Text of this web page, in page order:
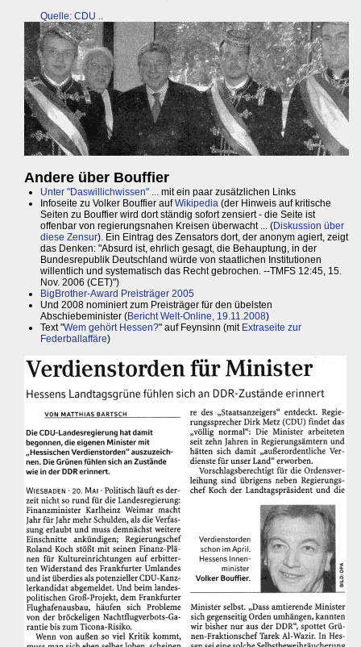
Quelle: CDU ..
Andere über Bouffier
Unter "Daswillichwissen" ... mit ein paar zusätzlichen Links
Infoseite zu Volker Bouffier aufWikipedia (der Hinweis auf kritische
Seiten zu Bouffier wird dort ständig sofort zensiert - die Seite ist
offenbar von regierungsnahen Kreisen überwacht ... (Diskussion über
diese Zensur). Ein Eintrag des Zensators dort, der anonym agiert, zeigt
das Denken: "Absurd ist, ehrlich gesagt, die Behauptung, in der
Bundesrepublik Deutschland würde von staatlichen Institutionen
willentlich und systematisch das Recht gebrochen. --TMFS 12:45, 15.
Nov. 2006 (CET)")
BigBrother-Award Preisträger 2005
Und 2008 nominiert zum Preisträger für den übelsten
Abschiebeminister (Bericht Welt-Online, 19.11.2008)
Text "Wem gehört Hessen?" auf Feynsinn (mit Extraseite zur
Federballaffäre)